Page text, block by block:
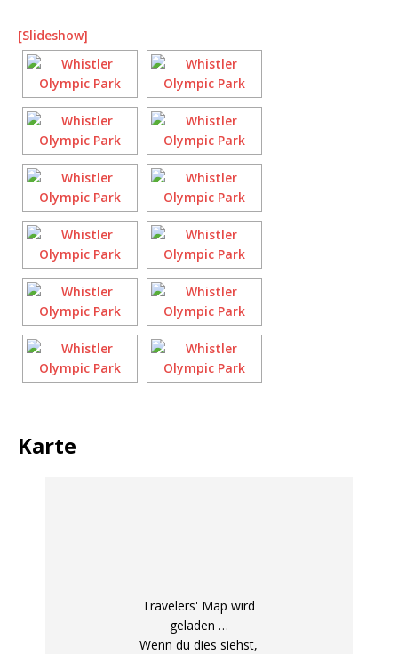
[Slideshow]
Karte
Travelers' Map wird
geladen …
Wenn du dies siehst,